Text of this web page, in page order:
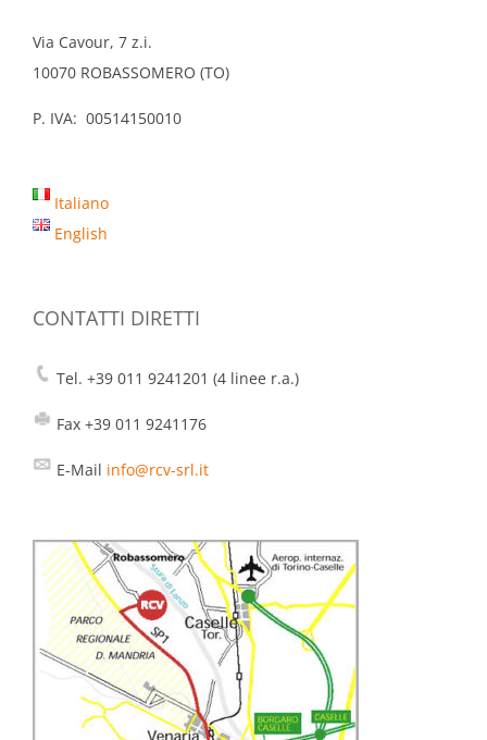
Via Cavour, 7 z.i.
10070 ROBASSOMERO (TO)
P. IVA: 00514150010
Italiano
English
CONTATTI DIRETTI
Tel. +39 011 9241201 (4 linee r.a.)
Fax +39 011 9241176
E-Mail info@rcv-srl.it